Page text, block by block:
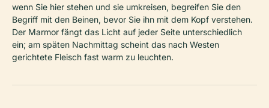
wenn Sie hier stehen und sie umkreisen, begreifen Sie den
Begriff mit den Beinen, bevor Sie ihn mit dem Kopf verstehen.
Der Marmor fängt das Licht auf jeder Seite unterschiedlich
ein; am späten Nachmittag scheint das nach Westen
gerichtete Fleisch fast warm zu leuchten.